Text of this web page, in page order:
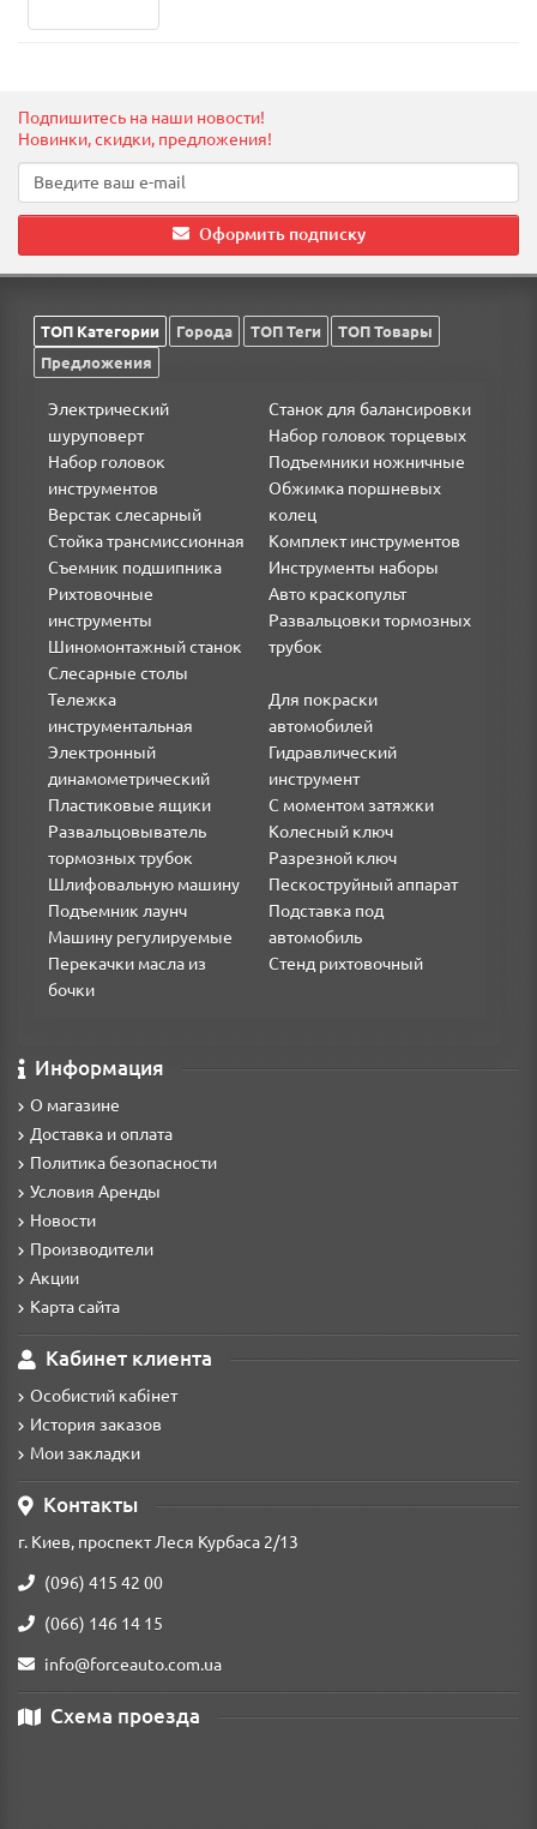
Подпишитесь на наши новости!
Новинки, скидки, предложения!
Оформить подписку
ТОП Категории Города ТОП Теги
ТОП Товары
Предложения
Электрический
шуруповерт
Набор головок
инструментов
Верстак слесарный
Стойка трансмиссионная
Съемник подшипника
Рихтовочные
инструменты
Шиномонтажный станок
Слесарные столы
Станок для балансировки
Набор головок торцевых
Подъемники ножничные
Обжимка поршневых
колец
Комплект инструментов
Инструменты наборы
Авто краскопульт
Развальцовки тормозных
трубок
Тележка
инструментальная
Электронный
динамометрический
Пластиковые ящики
Развальцовыватель
тормозных трубок
Шлифовальную машину
Подъемник лаунч
Машину регулируемые
Перекачки масла из
бочки
Для покраски
автомобилей
Гидравлический
инструмент
С моментом затяжки
Колесный ключ
Разрезной ключ
Пескоструйный аппарат
Подставка под
автомобиль
Стенд рихтовочный
Информация
О магазине
Доставка и оплата
Политика безопасности
Условия Аренды
Новости
Производители
Акции
Карта сайта
Кабинет клиента
Особистий кабінет
История заказов
Мои закладки
Контакты
г. Киев, проспект Леся Курбаса 2/13
(096) 415 42 00
(066) 146 14 15
info@forceauto.com.ua
Схема проезда